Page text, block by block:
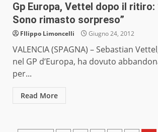
Gp Europa, Vettel dopo il ritiro:
Sono rimasto sorpreso”
FIlippo Limoncelli Giugno 24, 2012
VALENCIA (SPAGNA) – Sebastian
nel GP d’Europa, ha dovuto
per...
Read More